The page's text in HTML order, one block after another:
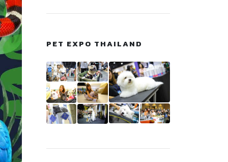
PET EXPO THAILAND